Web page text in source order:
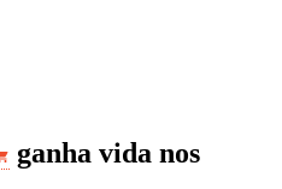
ganha vida nos